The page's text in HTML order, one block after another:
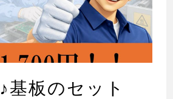
♪基板のセット